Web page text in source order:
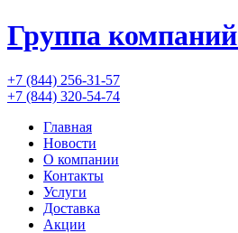
Группа компаний
+7 (844) 256-31-57
+7 (844) 320-54-74
Главная
Новости
О компании
Контакты
Услуги
Доставка
Акции